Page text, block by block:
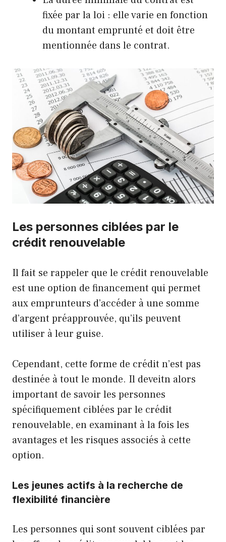
fixée par la loi : elle varie en fonction
du montant emprunté et doit être
mentionnée dans le contrat.
Les personnes ciblées par le
crédit renouvelable
Il fait se rappeler que le crédit renouvelable
est une option de financement qui permet
aux emprunteurs d’accéder à une somme
d’argent préapprouvée, qu’ils peuvent
utiliser à leur guise.
Cependant, cette forme de crédit n’est pas
destinée à tout le monde. Il deveitn alors
important de savoir les personnes
spécifiquement ciblées par le crédit
renouvelable, en examinant à la fois les
avantages et les risques associés à cette
option.
Les jeunes actifs à la recherche de
flexibilité financière
Les personnes qui sont souvent ciblées par